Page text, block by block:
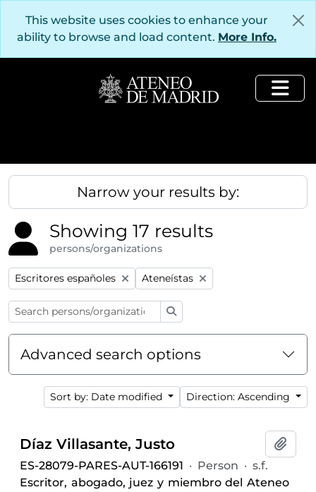
This website uses cookies to enhance your
ability to browse and load content. More Info.
Narrow your results by:
Showing 17 results
persons/organizations
Remove filter:
Escritores españoles Remove filter:
Ateneístas
Advanced search options
Sort by: Date modified Direction: Ascending
Díaz Villasante, Justo
ES-28079-PARES-AUT-166191 · Person · s.f.
Escritor, abogado, juez y miembro del Ateneo